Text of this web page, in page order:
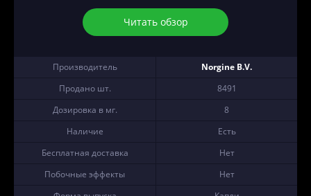
Читать обзор
Производитель
Norgine B.V.
Продано шт.
8491
Дозировка в мг.
8
Наличие
Есть
Бесплатная доставка
Нет
Побочные эффекты
Нет